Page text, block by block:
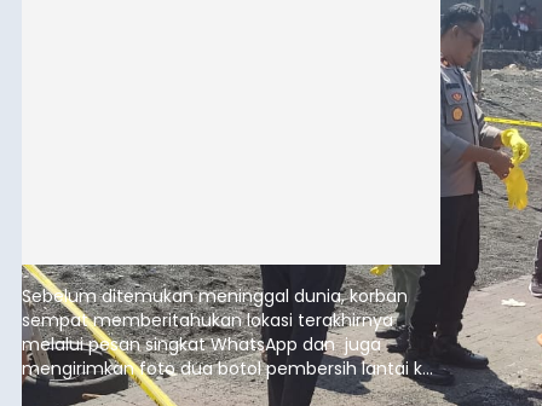
Sebelum ditemukan meninggal dunia, korban
sempat memberitahukan lokasi terakhirnya
melalui pesan singkat WhatsApp dan juga
mengirimkan foto dua botol pembersih lantai ke
istrinya.